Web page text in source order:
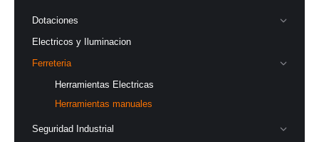
Dotaciones
Electricos y Iluminacion
Ferreteria
Herramientas Electricas
Herramientas manuales
Seguridad Industrial